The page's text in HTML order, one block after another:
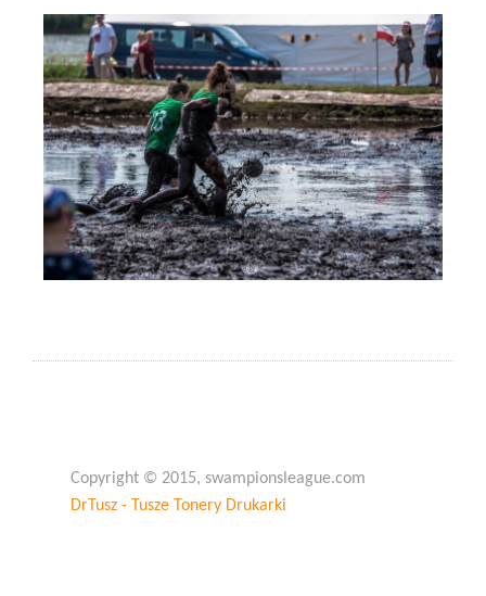
Copyright © 2015, swampionsleague.com
DrTusz - Tusze Tonery Drukarki